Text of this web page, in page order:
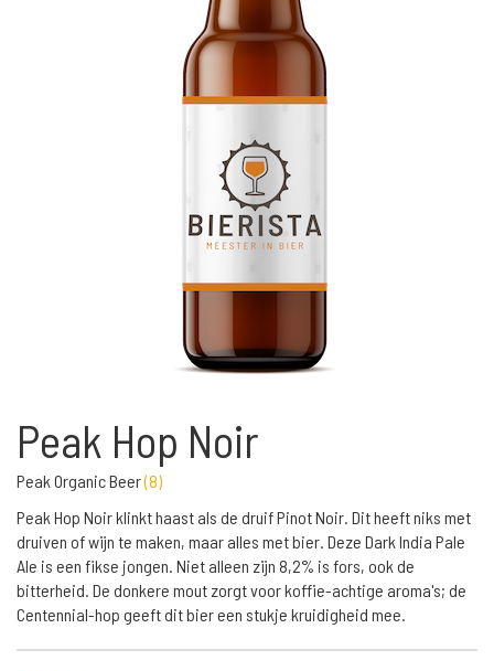
Peak Hop Noir
Peak Organic Beer(8)
Peak Hop Noir klinkt haast als de druif Pinot Noir. Dit heeft niks met
druiven of wijn te maken, maar alles met bier. Deze Dark India Pale
Ale is een fikse jongen. Niet alleen zijn 8,2% is fors, ook de
bitterheid. De donkere mout zorgt voor koffie-achtige aroma's; de
Centennial-hop geeft dit bier een stukje kruidigheid mee.